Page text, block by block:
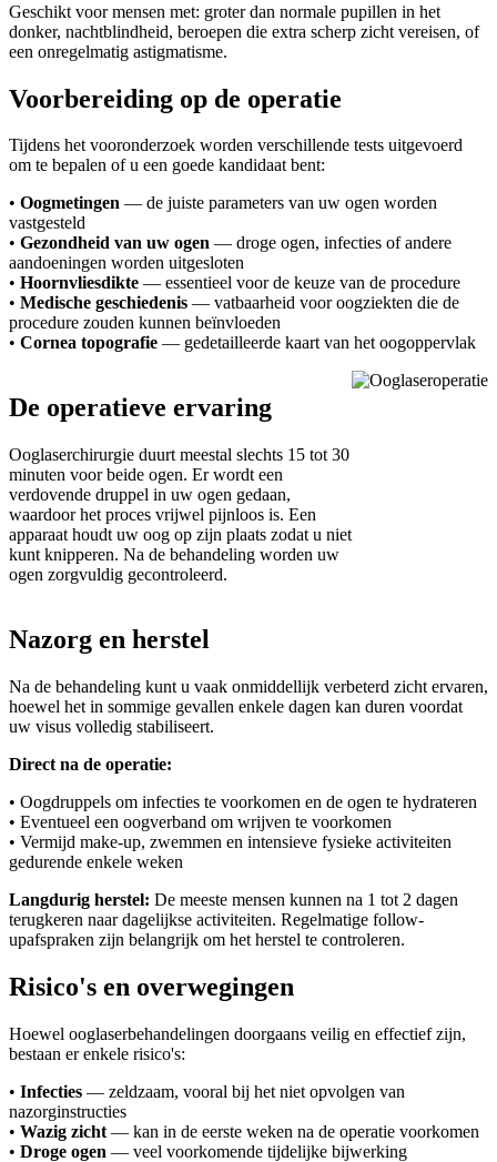
Geschikt voor mensen met: groter dan normale pupillen in het
donker, nachtblindheid, beroepen die extra scherp zicht vereisen, of
een onregelmatig astigmatisme.
Voorbereiding op de operatie
Tijdens het vooronderzoek worden verschillende tests uitgevoerd
om te bepalen of u een goede kandidaat bent:
• Oogmetingen — de juiste parameters van uw ogen worden
vastgesteld
• Gezondheid van uw ogen — droge ogen, infecties of andere
aandoeningen worden uitgesloten
• Hoornvliesdikte — essentieel voor de keuze van de procedure
• Medische geschiedenis — vatbaarheid voor oogziekten die de
procedure zouden kunnen beïnvloeden
• Cornea topografie — gedetailleerde kaart van het oogoppervlak
De operatieve ervaring
Ooglaserchirurgie duurt meestal slechts 15 tot 30
minuten voor beide ogen. Er wordt een
verdovende druppel in uw ogen gedaan,
waardoor het proces vrijwel pijnloos is. Een
apparaat houdt uw oog op zijn plaats zodat u niet
kunt knipperen. Na de behandeling worden uw
ogen zorgvuldig gecontroleerd.
Nazorg en herstel
Na de behandeling kunt u vaak onmiddellijk verbeterd zicht ervaren,
hoewel het in sommige gevallen enkele dagen kan duren voordat
uw visus volledig stabiliseert.
Direct na de operatie:
• Oogdruppels om infecties te voorkomen en de ogen te hydrateren
• Eventueel een oogverband om wrijven te voorkomen
• Vermijd make-up, zwemmen en intensieve fysieke activiteiten
gedurende enkele weken
Langdurig herstel: De meeste mensen kunnen na 1 tot 2 dagen
terugkeren naar dagelijkse activiteiten. Regelmatige follow-
upafspraken zijn belangrijk om het herstel te controleren.
Risico's en overwegingen
Hoewel ooglaserbehandelingen doorgaans veilig en effectief zijn,
bestaan er enkele risico's:
• Infecties — zeldzaam, vooral bij het niet opvolgen van
nazorginstructies
• Wazig zicht — kan in de eerste weken na de operatie voorkomen
• Droge ogen — veel voorkomende tijdelijke bijwerking